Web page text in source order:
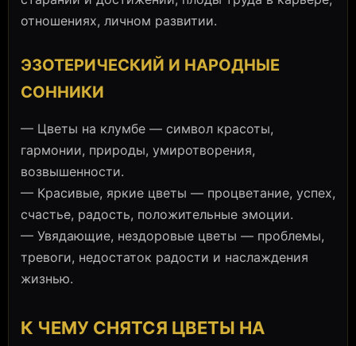
отношениях, личном развитии.
ЭЗОТЕРИЧЕСКИЙ И НАРОДНЫЕ
СОННИКИ
— Цветы на клумбе — символ красоты,
гармонии, природы, умиротворения,
возвышенности.
— Красивые, яркие цветы — процветание, успех,
счастье, радость, положительные эмоции.
— Увядающие, нездоровые цветы — проблемы,
тревоги, недостаток радости и наслаждения
жизнью.
К ЧЕМУ СНЯТСЯ ЦВЕТЫ НА